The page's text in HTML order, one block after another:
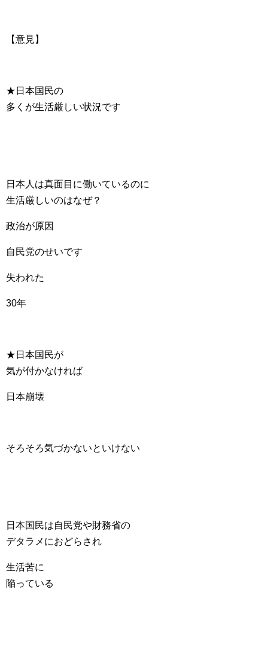
【意見】
★日本国民の
多くが生活厳しい状況です
日本人は真面目に働いているのに
生活厳しいのはなぜ？
政治が原因
自民党のせいです
失われた
30年
★日本国民が
気が付かなければ
日本崩壊
そろそろ気づかないといけない
日本国民は自民党や財務省の
デタラメにおどらされ
生活苦に
陥っている